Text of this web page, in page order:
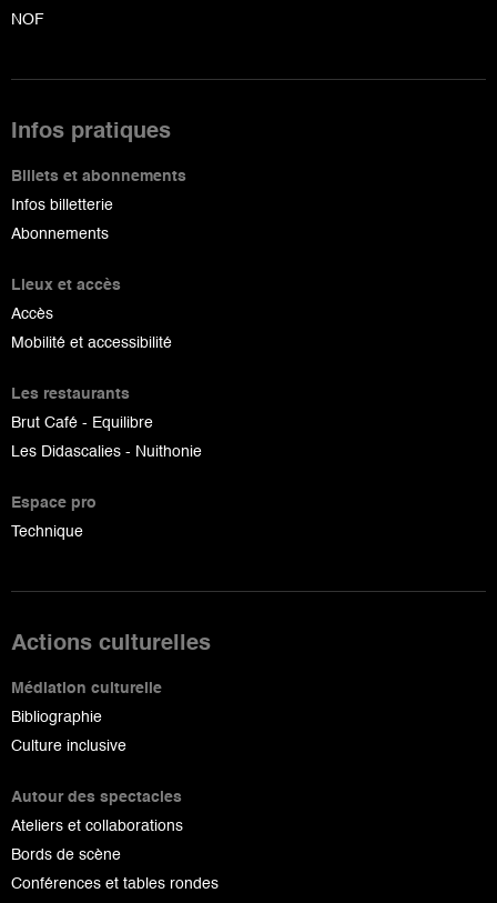
NOF
Infos pratiques
Billets et abonnements
Infos billetterie
Abonnements
Lieux et accès
Accès
Mobilité et accessibilité
Les restaurants
Brut Café - Equilibre
Les Didascalies - Nuithonie
Espace pro
Technique
Actions culturelles
Médiation culturelle
Bibliographie
Culture inclusive
Autour des spectacles
Ateliers et collaborations
Bords de scène
Conférences et tables rondes